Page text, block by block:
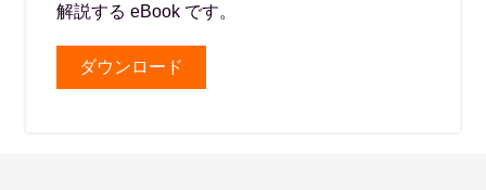
解説する eBook です。
ダウンロード